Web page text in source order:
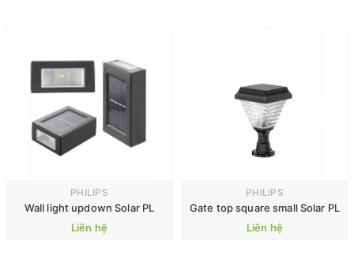
PHILIPS
Wall light updown Solar PL
Liên hệ
PHILIPS
Gate top square small Solar PL
Liên hệ